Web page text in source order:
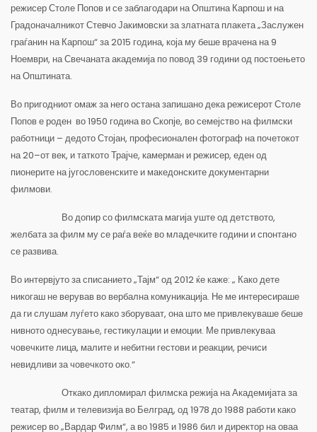
режисер Столе Попов и се заблагодари на Општина Карпош и на
Градоначалникот Стевчо Јакимовски за златната плакета „Заслужен
граѓанин на Карпош“ за 2015 година, која му беше врачена на 9
Ноември, на Свечаната академија по повод 39 години од постоењето
на Општината.
Во пригодниот омаж за него остана запишано дека режисерот Столе
Попов е роден во 1950 година во Скопје, во семејство на филмски
работници – дедото Стојан, професионален фотограф на почетокот
на 20–от век, и таткото Трајче, камерман и режисер, еден од
пионерите на југословенските и македонските документарни
филмови.
Во допир со филмската магија уште од детството,
желбата за филм му се раѓа веќе во младечките години и спонтано
се развива.
Во интервјуто за списанието „Тајм“ од 2012 ќе каже: „ Како дете
никогаш не верував во вербална комуникација. Не ме интересираше
да ги слушам луѓето како зборуваат, она што ме привлекуваше беше
нивното однесување, гестикулации и емоции. Ме привлекуваа
човечките лица, малите и небитни гестови и реакции, речиси
невидливи за човечкото око.“
Откако дипломирал филмска режија на Академијата за
театар, филм и телевизија во Белград, од 1978 до 1988 работи како
режисер во „Вардар Филм“, а во 1985 и 1986 бил и директор на оваа